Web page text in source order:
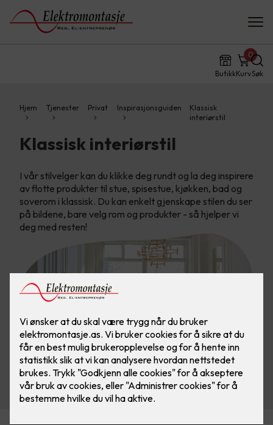
ButikkKurv
0
Søk
Hjem Tjenester Privat Inspirasjonsguiden
Klassisk
interiørstil
Klassisk interiørstil
I vår stilvelger kan du klikke deg rundt og la deg inspirere
av flotte produkter til stue, spisestue, kjøkken, bad og
soverom i klassisk. Du kan enkelt gjenskape stilen du ser
på bildene, bare velg rom og produkter - så hjelper vi
deg med resten!